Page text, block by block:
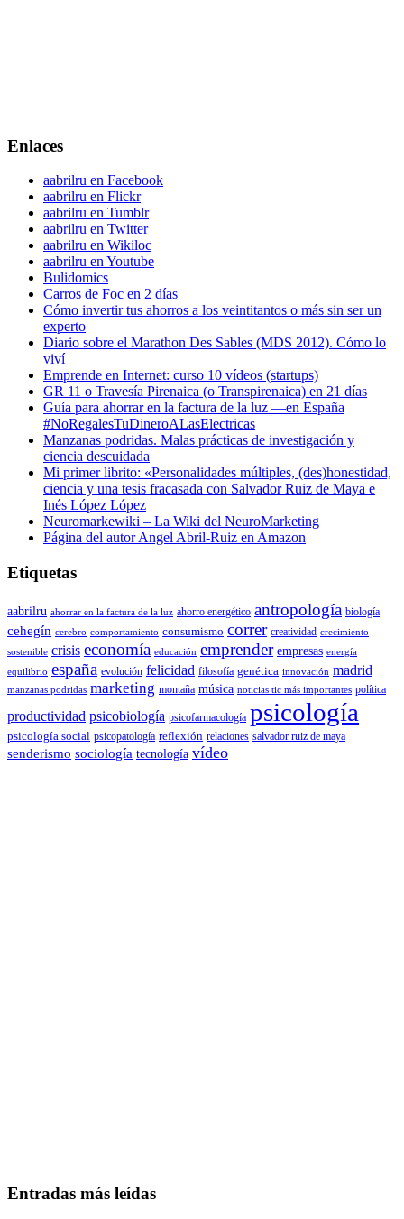
Enlaces
aabrilru en Facebook
aabrilru en Flickr
aabrilru en Tumblr
aabrilru en Twitter
aabrilru en Wikiloc
aabrilru en Youtube
Bulidomics
Carros de Foc en 2 días
Cómo invertir tus ahorros a los veintitantos o más sin ser un
experto
Diario sobre el Marathon Des Sables (MDS 2012). Cómo lo
viví
Emprende en Internet: curso 10 vídeos (startups)
GR 11 o Travesía Pirenaica (o Transpirenaica) en 21 días
Guía para ahorrar en la factura de la luz —en España
#NoRegalesTuDineroALasElectricas
Manzanas podridas. Malas prácticas de investigación y
ciencia descuidada
Mi primer librito: «Personalidades múltiples, (des)honestidad,
ciencia y una tesis fracasada con Salvador Ruiz de Maya e
Inés López López
Neuromarkewiki – La Wiki del NeuroMarketing
Página del autor Angel Abril-Ruiz en Amazon
Etiquetas
aabrilru ahorrar en la factura de la luz ahorro energético antropología biología
cehegín cerebro comportamiento consumismo correr creatividad crecimiento
sostenible crisis economía educación emprender empresas energía
equilibrio españa evolución felicidad filosofía genética innovación madrid
manzanas podridas marketing montaña música noticias tic más importantes política
productividad psicobiología psicofarmacología psicología
psicología social psicopatología reflexión relaciones salvador ruiz de maya
senderismo sociología tecnología vídeo
Entradas más leídas